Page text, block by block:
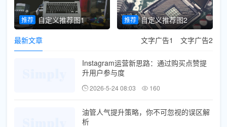
推荐 自定义推荐图1 推荐 自定义推荐图2
最新文章 文字广告1 文字广告2
Instagram运营新思路：通过购买点赞提
升用户参与度
2026-5-24 08:03 160
油管人气提升策略，你不可忽视的误区解
析